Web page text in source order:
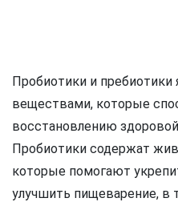
Пробиотики и
веществами, которые
восстановлению
Пробиотики содержат
которые помогают
улучшить пищеварение, в